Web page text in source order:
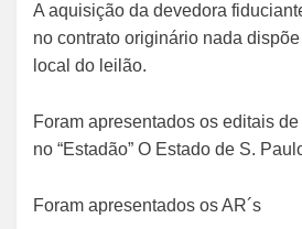
A aquisição da devedora
no contrato originário nada
local do leilão.
Foram apresentados os editais
no “Estadão” O Estado de S.
Foram apresentados os AR´s